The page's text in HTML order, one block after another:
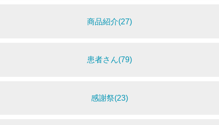
商品紹介(27)
患者さん(79)
感謝祭(23)